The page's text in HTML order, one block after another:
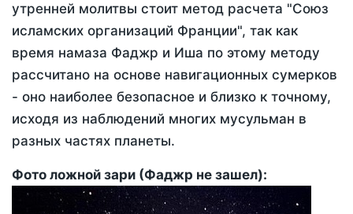
утренней молитвы стоит метод расчета "Союз
исламских организаций Франции", так как
время намаза Фаджр и Иша по этому методу
рассчитано на основе навигационных сумерков
- оно наиболее безопасное и близко к точному,
исходя из наблюдений многих мусульман в
разных частях планеты.
Фото ложной зари (Фаджр не зашел):